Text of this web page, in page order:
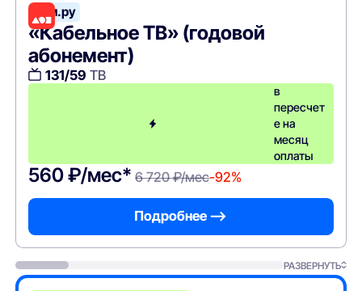
Дом.ру
«Кабельное ТВ» (годовой
абонемент)
131/59 ТВ
в
пересчет
е на
месяц
оплаты
560 ₽/мес* 6 720 ₽/мес-92%
Подробнее —>
РАЗВЕРНУТЬ